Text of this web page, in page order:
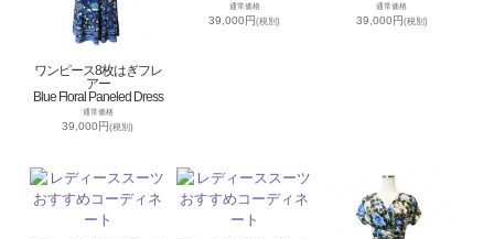
ワンピース8枚はぎフレ
アー
Blue Floral Paneled Dress
通常価格
39,000円(税別)
通常価格
39,000円(税別)
通常価格
39,000円(税別)